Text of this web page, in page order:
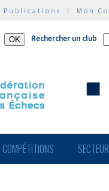
Publications | Mon
Rechercher un club
COMPÉTITIONS